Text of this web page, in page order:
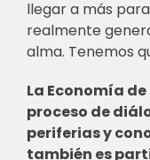
llegar a más
realmente
alma. Tenemos
La Economía
proceso de
periferias y
también es